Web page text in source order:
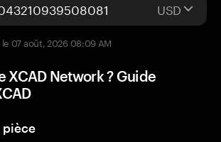
USD
07 août, 2026 08:09 AM
XCAD Network ? Guide
pièce